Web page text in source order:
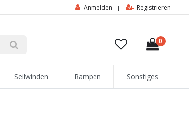
Anmelden | Registrieren
0
Seilwinden Rampen Sonstiges